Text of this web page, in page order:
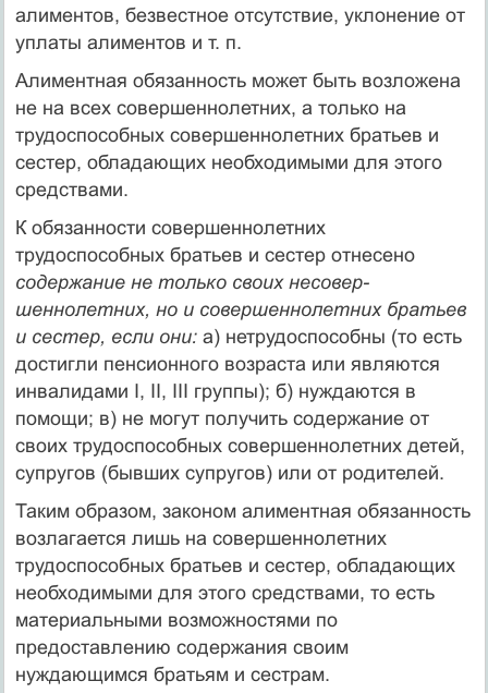
алиментов, без­вестное отсутствие, уклонение от
уплаты алиментов и т. п.
Алиментная обязанность может быть возложена
не на всех совершеннолетних, а только на
трудоспособных совершенно­летних братьев и
сестер, обладающих необходимыми для этого
средствами.
К обязанности совершеннолетних
трудоспособных брать­ев и сестер отнесено
содержание не только своих несовер­
шеннолетних, но и совершеннолетних братьев
и сестер, если они: а) нетрудоспособны (то есть
достигли пенсионного возра­ста или являются
инвалидами I, II, III группы); б) нуждаются в
помощи; в) не могут получить содержание от
своих трудо­способных совершеннолетних детей,
супругов (бывших супру­гов) или от родителей.
Таким образом, законом алиментная обязанность
возлага­ется лишь на совершеннолетних
трудоспособных братьев и се­стер, обладающих
необходимыми для этого средствами, то есть
материальными возможностями по
предоставлению содержа­ния своим
нуждающимся братьям и сестрам.